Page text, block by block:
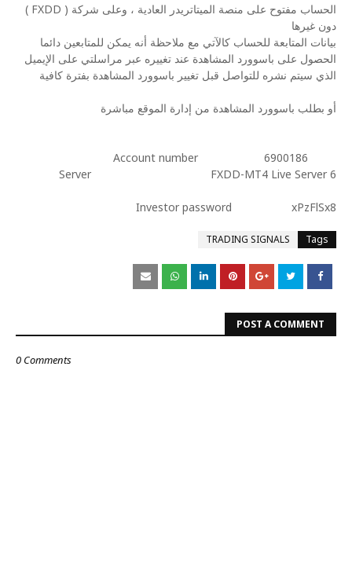
الحساب مفتوح على منصة الميتاتريدر العادية ، وعلى شركة ( FXDD
)
دون غيرها
بيانات المتابعة للحساب كالآتي مع ملاحظة أنه يمكن للمتابعين دائما
الحصول على باسوورد المشاهدة عند تغييره عبر مراسلتي على الإيميل
الذي سيتم نشره للتواصل قبل تغيير باسوورد المشاهدة بفترة كافية
أو بطلب باسوورد المشاهدة من إدارة الموقع مباشرة
Account number 6900186
Server FXDD-MT4 Live Server 6
Investor password xPzFlSx8
Tags
TRADING SIGNALS
POST A COMMENT
0 Comments